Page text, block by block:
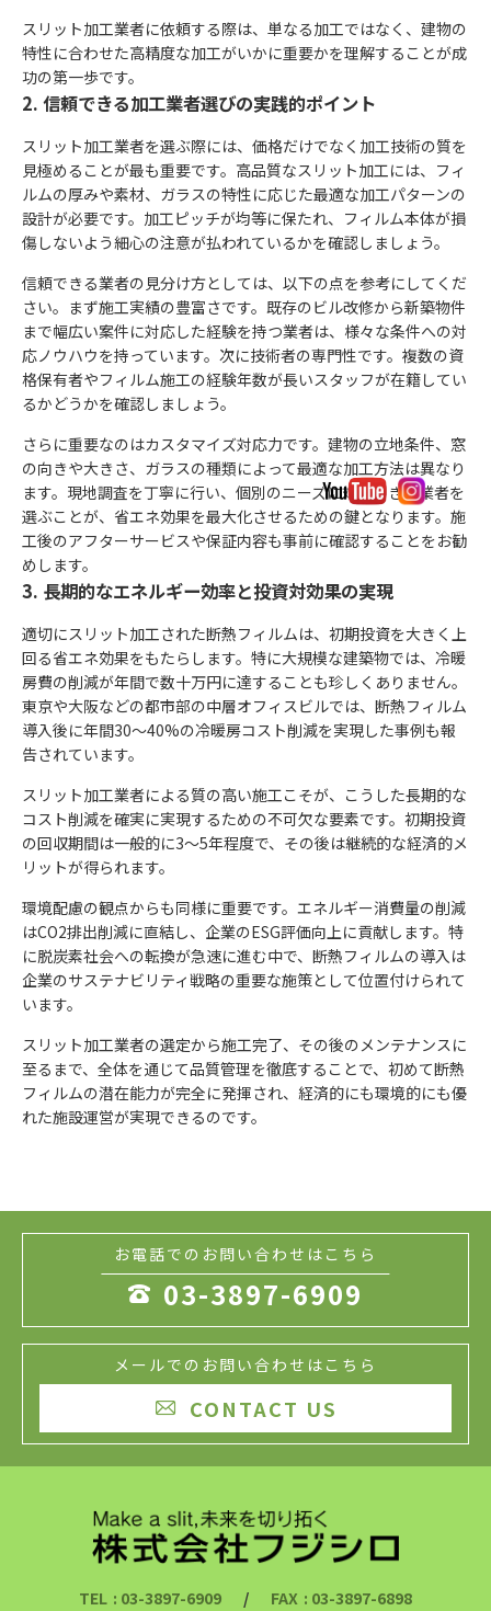
スリット加工業者に依頼する際は、単なる加工ではなく、建物の
特性に合わせた高精度な加工がいかに重要かを理解することが成
功の第一歩です。
2. 信頼できる加工業者選びの実践的ポイント
スリット加工業者を選ぶ際には、価格だけでなく加工技術の質を
見極めることが最も重要です。高品質なスリット加工には、フィ
ルムの厚みや素材、ガラスの特性に応じた最適な加工パターンの
設計が必要です。加工ピッチが均等に保たれ、フィルム本体が損
傷しないよう細心の注意が払われているかを確認しましょう。
信頼できる業者の見分け方としては、以下の点を参考にしてくだ
さい。まず施工実績の豊富さです。既存のビル改修から新築物件
まで幅広い案件に対応した経験を持つ業者は、様々な条件への対
応ノウハウを持っています。次に技術者の専門性です。複数の資
格保有者やフィルム施工の経験年数が長いスタッフが在籍してい
るかどうかを確認しましょう。
さらに重要なのはカスタマイズ対応力です。建物の立地条件、窓
の向きや大きさ、ガラスの種類によって最適な加工方法は異なり
ます。現地調査を丁寧に行い、個別のニーズに対応できる業者を
選ぶことが、省エネ効果を最大化させるための鍵となります。施
工後のアフターサービスや保証内容も事前に確認することをお勧
めします。
3. 長期的なエネルギー効率と投資対効果の実現
適切にスリット加工された断熱フィルムは、初期投資を大きく上
回る省エネ効果をもたらします。特に大規模な建築物では、冷暖
房費の削減が年間で数十万円に達することも珍しくありません。
東京や大阪などの都市部の中層オフィスビルでは、断熱フィルム
導入後に年間30～40%の冷暖房コスト削減を実現した事例も報
告されています。
スリット加工業者による質の高い施工こそが、こうした長期的な
コスト削減を確実に実現するための不可欠な要素です。初期投資
の回収期間は一般的に3～5年程度で、その後は継続的な経済的メ
リットが得られます。
環境配慮の観点からも同様に重要です。エネルギー消費量の削減
はCO2排出削減に直結し、企業のESG評価向上に貢献します。特
に脱炭素社会への転換が急速に進む中で、断熱フィルムの導入は
企業のサステナビリティ戦略の重要な施策として位置付けられて
います。
スリット加工業者の選定から施工完了、その後のメンテナンスに
至るまで、全体を通じて品質管理を徹底することで、初めて断熱
フィルムの潜在能力が完全に発揮され、経済的にも環境的にも優
れた施設運営が実現できるのです。
お電話でのお問い合わせはこちら
 03-3897-6909
メールでのお問い合わせはこちら
 CONTACT US
TEL : 03-3897-6909 / FAX : 03-3897-6898